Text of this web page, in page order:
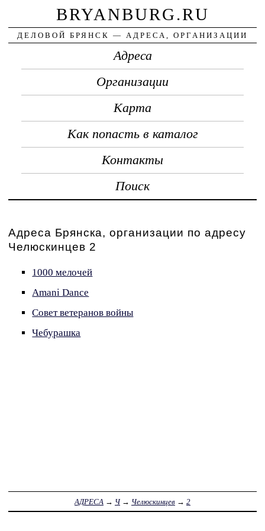
BRYANBURG.RU
ДЕЛОВОЙ БРЯНСК — АДРЕСА, ОРГАНИЗАЦИИ
Адреса
Организации
Карта
Как попасть в каталог
Контакты
Поиск
Адреса Брянска, организации по адресу
Челюскинцев 2
1000 мелочей
Amani Dance
Совет ветеранов войны
Чебурашка
АДРЕСА → Ч→ Челюскинцев → 2